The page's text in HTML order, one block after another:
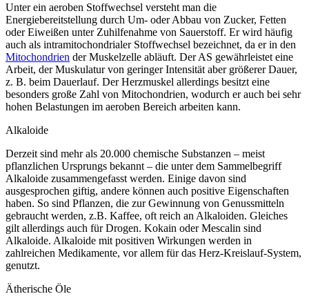
Unter ein aeroben Stoffwechsel versteht man die
Energiebereitstellung durch Um- oder Abbau von Zucker, Fetten
oder Eiweißen unter Zuhilfenahme von Sauerstoff. Er wird häufig
auch als intramitochondrialer Stoffwechsel bezeichnet, da er in den
Mitochondrien der Muskelzelle abläuft. Der AS gewährleistet eine
Arbeit, der Muskulatur von geringer Intensität aber größerer Dauer,
z. B. beim Dauerlauf. Der Herzmuskel allerdings besitzt eine
besonders große Zahl von Mitochondrien, wodurch er auch bei sehr
hohen Belastungen im aeroben Bereich arbeiten kann.
Alkaloide
Derzeit sind mehr als 20.000 chemische Substanzen – meist
pflanzlichen Ursprungs bekannt – die unter dem Sammelbegriff
Alkaloide zusammengefasst werden. Einige davon sind
ausgesprochen giftig, andere können auch positive Eigenschaften
haben. So sind Pflanzen, die zur Gewinnung von Genussmitteln
gebraucht werden, z.B. Kaffee, oft reich an Alkaloiden. Gleiches
gilt allerdings auch für Drogen. Kokain oder Mescalin sind
Alkaloide. Alkaloide mit positiven Wirkungen werden in
zahlreichen Medikamente, vor allem für das Herz-Kreislauf-System,
genutzt.
Ätherische Öle